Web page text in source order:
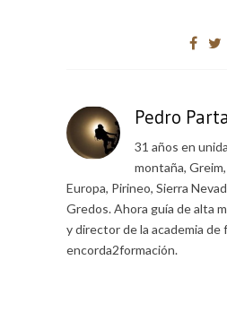
Pedro
31 años en
montaña,
Europa, Pirineo, Sierra
Gredos. Ahora guía de alta
y director de la academia de
encorda2formación.